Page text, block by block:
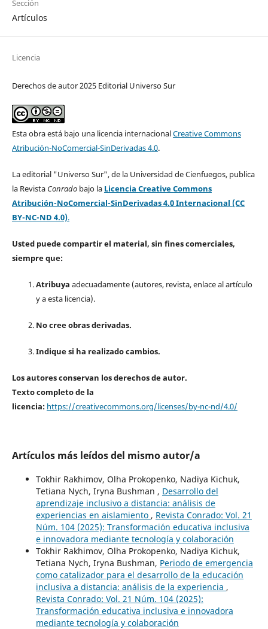
Sección
Artículos
Licencia
Derechos de autor 2025 Editorial Universo Sur
Esta obra está bajo una licencia internacionalCreative Commons
Atribución-NoComercial-SinDerivadas 4.0.
La editorial "Universo Sur", de la Universidad de Cienfuegos, publica
la Revista Conradobajo la Licencia Creative Commons
Atribución-NoComercial-SinDerivadas 4.0 Internacional (CC
BY-NC-ND 4.0).
Usted puede compartir el material, sin fines comerciales,
siempre que:
Atribuya adecuadamente (autores, revista, enlace al artículo
y a esta licencia).
No cree obras derivadas.
Indique si ha realizado cambios.
Los autores conservan los derechos de autor.
Texto completo de la
licencia: https://creativecommons.org/licenses/by-nc-nd/4.0/
Artículos más leídos del mismo autor/a
Tokhir Rakhimov, Olha Prokopenko, Nadіya Kichuk,
Tetiana Nych, Iryna Bushman , Desarrollo del
aprendizaje inclusivo a distancia: análisis de
experiencias en aislamiento , Revista Conrado: Vol. 21
Núm. 104 (2025): Transformación educativa inclusiva
e innovadora mediante tecnología y colaboración
Tokhir Rakhimov, Olha Prokopenko, Nadіya Kichuk,
Tetiana Nych, Iryna Bushman, Periodo de emergencia
como catalizador para el desarrollo de la educación
inclusiva a distancia: análisis de la experiencia ,
Revista Conrado: Vol. 21 Núm. 104 (2025):
Transformación educativa inclusiva e innovadora
mediante tecnología y colaboración